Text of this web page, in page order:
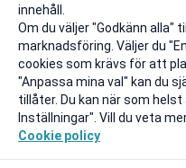
innehåll.
Om du väljer "Godkänn alla"
marknadsföring. Väljer du
cookies som krävs för att
"Anpassa mina val" kan du
tillåter. Du kan när som helst
Inställningar". Vill du veta
Cookie policy